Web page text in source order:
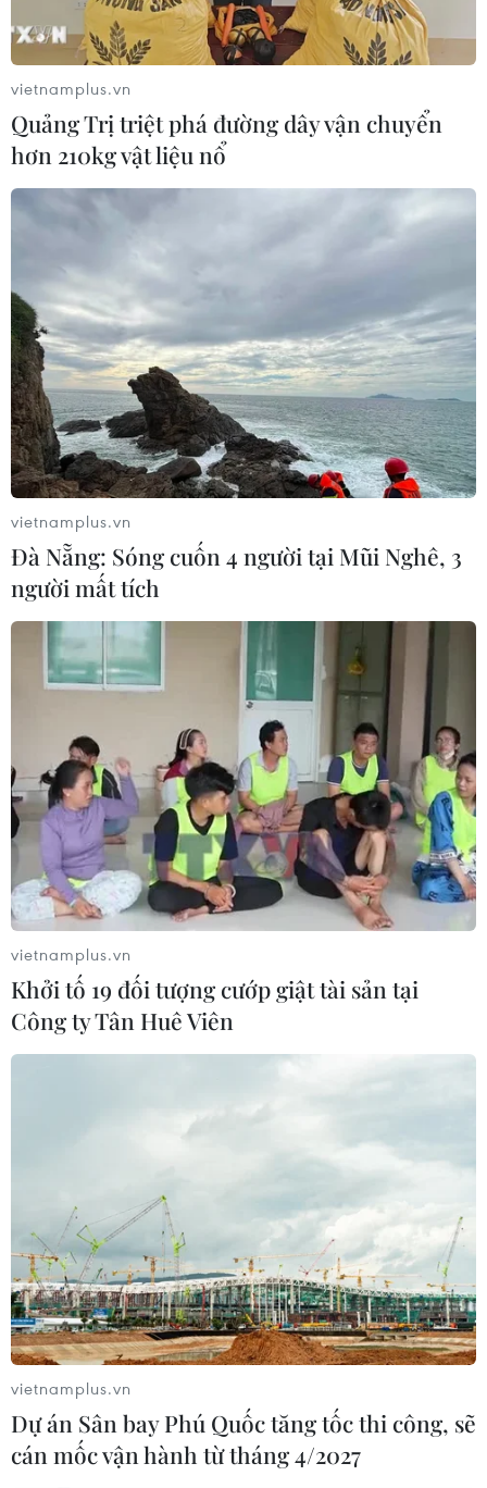
TIN CÙNG CHUYÊN MỤC
Olympic Trí tuệ nhân
vietnamplus.vn
Quảng Trị triệt phá đường dây vận chuyển
hơn 210kg vật liệu nổ
vietnamplus.vn
Đà Nẵng: Sóng cuốn 4 người tại Mũi Nghê, 3
người mất tích
vietnamplus.vn
Khởi tố 19 đối tượng cướp giật tài sản tại
Công ty Tân Huê Viên
vietnamplus.vn
Dự án Sân bay Phú Quốc tăng tốc thi công, sẽ
cán mốc vận hành từ tháng 4/2027